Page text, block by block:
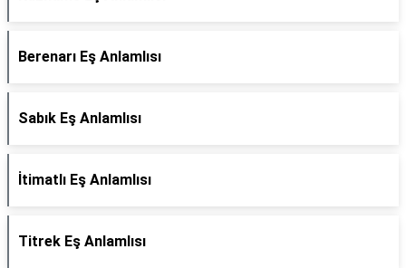
Berenarı Eş Anlamlısı
Sabık Eş Anlamlısı
İtimatlı Eş Anlamlısı
Titrek Eş Anlamlısı